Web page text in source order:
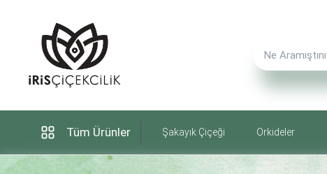
Tüm Ürünler Şakayık Çiçeği Orkideler